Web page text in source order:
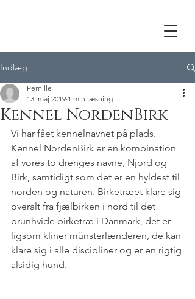
Indlæg
Kennel NordenBirk
Pernille
13. maj 2019 1 min læsning
Vi har fået kennelnavnet på plads.
Kennel NordenBirk er en kombination
af vores to drenges navne, Njord og
Birk, samtidigt som det er en hyldest til
norden og naturen. Birketræet klare sig
overalt fra fjælbirken i nord til det
brunhvide birketræ i Danmark, det er
ligsom kliner münsterlænderen, de kan
klare sig i alle discipliner og er en rigtig
alsidig hund.